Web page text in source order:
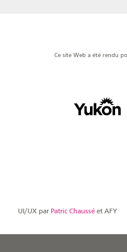
Ce site Web a été rendu
UI/UX par Patric Chausséet AFY